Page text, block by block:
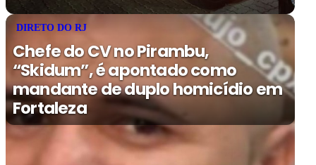
DIRETO DO RJ
Chefe do CV no Pirambu,
“Skidum”, é apontado como
mandante de duplo homicídio em
Fortaleza